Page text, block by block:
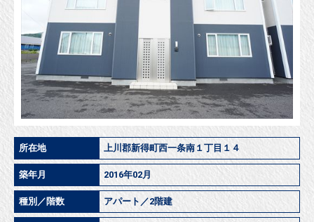
所在地 上川郡新得町西一条南１丁目１４
築年月 2016年02月
種別／階数 アパート／2階建